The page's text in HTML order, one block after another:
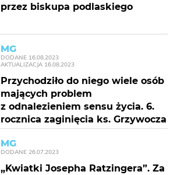
przez biskupa podlaskiego
MG
DODANE 16.08.2023
AKTUALIZACJA 16.08.2023
Przychodziło do niego wiele osób
mających problem
z odnalezieniem sensu życia. 6.
rocznica zaginięcia ks. Grzywocza
MG
DODANE 26.07.2023
„Kwiatki Josepha Ratzingera”. Za